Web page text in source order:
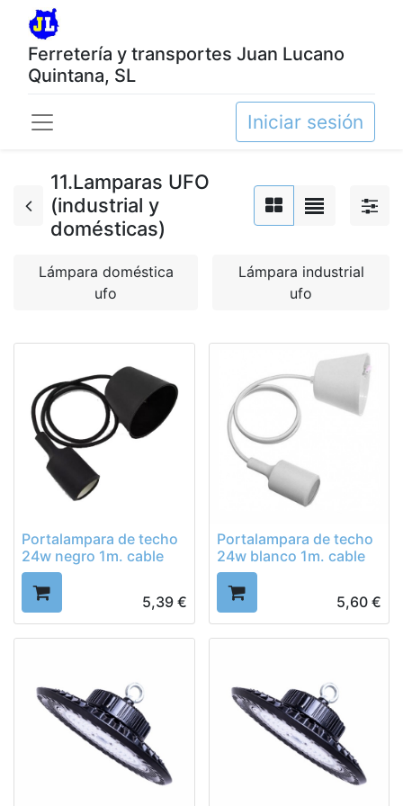
Ferretería y transportes Juan Lucano
Quintana, SL
Iniciar sesión
11.Lamparas UFO
(industrial y
domésticas)
Lámpara doméstica
ufo
Lámpara industrial
ufo
Portalampara de techo
24w negro 1m. cable
5,39€
Portalampara de techo
24w blanco 1m. cable
5,60 €